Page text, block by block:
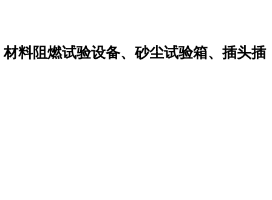
料阻燃试验设备、砂尘试验箱、插头插